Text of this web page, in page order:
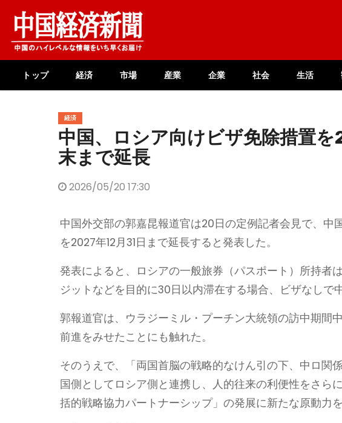
content
トップ 経済 市場 産業 企業 社会 生活
経済
中国、ロシア向けビザ免除措置
末まで延長
2026/05/20 17:30
中国外交部の郭嘉昆報道官は20日の定例記者会見で、中
を2027年12月31日まで延長すると発表した。
発表によると、ロシアの一般旅券（パスポート）所持者
ジットなどを目的に30日以内滞在する場合、ビザなしで
郭報道官は、ウラジーミル・プーチン大統領の訪中期間
前進をみせたことにも触れた。
そのうえで、「両国首脳の戦略的なけん引の下、中ロ関
国側としてロシア側と連携し、人的往来の利便性をさら
括的戦略協力パートナーシップ」の発展に新たな原動力